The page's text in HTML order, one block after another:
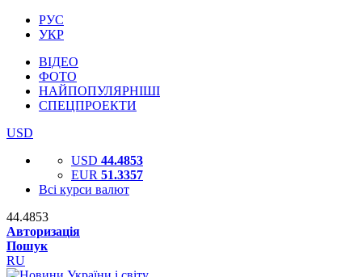
РУС
УКР
ВІДЕО
ФОТО
НАЙПОПУЛЯРНІШІ
СПЕЦПРОЕКТИ
USD
USD 44.4853
EUR 51.3357
Всі курси валют
44.4853
Авторизація
Пошук
RU